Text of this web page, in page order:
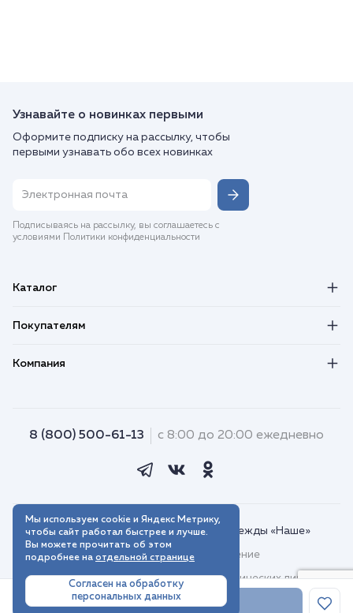
В корзину
Узнавайте о новинках первыми
Оформите подписку на рассылку, чтобы
первыми узнавать обо всех новинках
Подписываясь на рассылку, вы соглашаетесь с
условиями Политики конфиденциальности
Каталог
Покупателям
Компания
8 (800) 500-61-13 с 8:00 до 20:00 ежедневно
© 2018–2026. Интернет-магазин одежды «Наше»
Пользовательское соглашение
Договор присоединения для юридических лиц
Политика обработки персональных данных
Мы используем cookie и Яндекс Метрику,
чтобы сайт работал быстрее и лучше.
Вы можете прочитать об этом
подробнее на отдельной странице
Согласен на обработку
персональных данных